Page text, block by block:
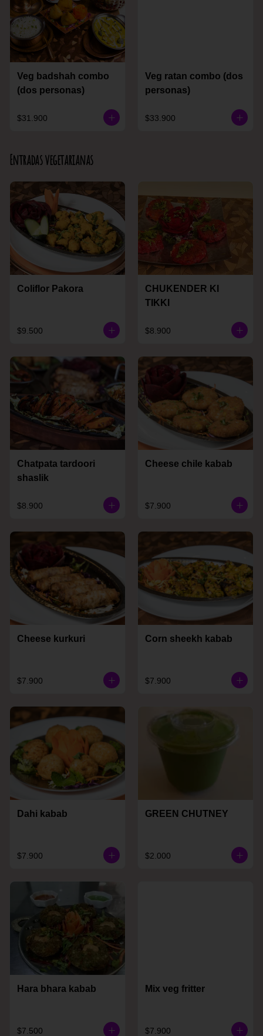
Veg badshah combo
(dos personas)
$31.900
Veg ratan combo (dos
personas)
$33.900
Entradas vegetarianas
Coliflor Pakora
$9.500
CHUKENDER KI
TIKKI
$8.900
Chatpata tardoori
shaslik
$8.900
Cheese chile kabab
$7.900
Cheese kurkuri
$7.900
Corn sheekh kabab
$7.900
Dahi kabab
$7.900
GREEN CHUTNEY
$2.000
Hara bhara kabab
$7.500
Mix veg fritter
$7.900